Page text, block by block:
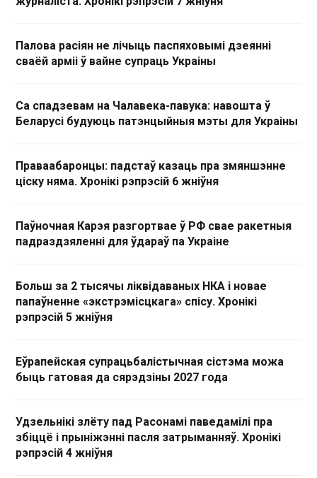
Палова расіян не лічыць паспяховымі дзеянні
сваёй арміі ў вайне супраць Украіны
Са спадзевам на Чалавека-павука: навошта ў
Беларусі будуюць патэнцыйныя мэты для Украіны
Праваабаронцы: падстаў казаць пра змяншэнне
ціску няма. Хронікі рэпрэсій 6 жніўня
Паўночная Карэя разгортвае ў РФ свае ракетныя
падраздзяленні для ўдараў па Украіне
Больш за 2 тысячы ліквідаваных НКА і новае
папаўненне «экстрэмісцкага» спісу. Хронікі
рэпрэсій 5 жніўня
Еўрапейская супрацьбалістычная сістэма можа
быць гатовая да сярэдзіны 2027 года
Удзельнікі злёту пад Расонамі паведамілі пра
збіццё і прыніжэнні пасля затрыманняў. Хронікі
рэпрэсій 4 жніўня